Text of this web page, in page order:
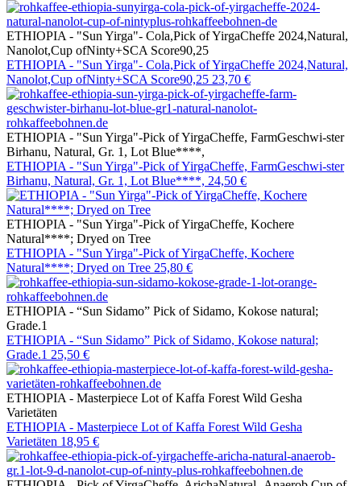
ETHIOPIA - "Sun Yirga"- Cola,Pick of YirgaCheffe 2024,Natural,
Nanolot,Cup ofNinty+SCA Score90,25
ETHIOPIA - "Sun Yirga"- Cola,Pick of YirgaCheffe 2024,Natural,
Nanolot,Cup ofNinty+SCA Score90,25 23,70 €
ETHIOPIA - "Sun Yirga"-Pick of YirgaCheffe, FarmGeschwi-ster
Birhanu, Natural, Gr. 1, Lot Blue****,
ETHIOPIA - "Sun Yirga"-Pick of YirgaCheffe, FarmGeschwi-ster
Birhanu, Natural, Gr. 1, Lot Blue****, 24,50 €
ETHIOPIA - "Sun Yirga"-Pick of YirgaCheffe, Kochere
Natural****; Dryed on Tree
ETHIOPIA - "Sun Yirga"-Pick of YirgaCheffe, Kochere
Natural****; Dryed on Tree 25,80 €
ETHIOPIA - “Sun Sidamo” Pick of Sidamo, Kokose natural;
Grade.1
ETHIOPIA - “Sun Sidamo” Pick of Sidamo, Kokose natural;
Grade.1 25,50 €
ETHIOPIA - Masterpiece Lot of Kaffa Forest Wild Gesha
Varietäten
ETHIOPIA - Masterpiece Lot of Kaffa Forest Wild Gesha
Varietäten 18,95 €